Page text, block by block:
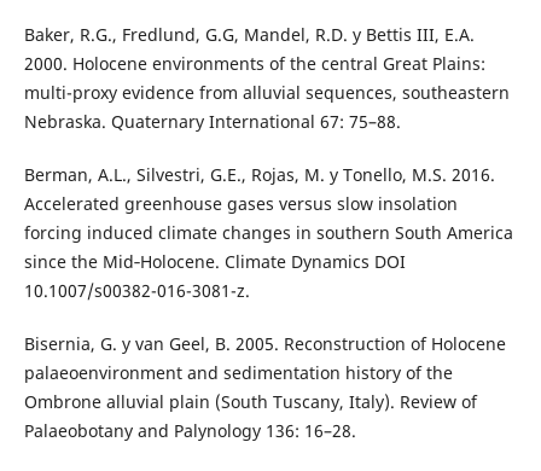
Baker, R.G., Fredlund, G.G, Mandel, R.D. y Bettis III, E.A.
2000. Holocene environments of the central Great Plains:
multi-proxy evidence from alluvial sequences, southeastern
Nebraska. Quaternary International 67: 75–88.
Berman, A.L., Silvestri, G.E., Rojas, M. y Tonello, M.S. 2016.
Accelerated greenhouse gases versus slow insolation
forcing induced climate changes in southern South America
since the Mid‑Holocene. Climate Dynamics DOI
10.1007/s00382-016-3081-z.
Bisernia, G. y van Geel, B. 2005. Reconstruction of Holocene
palaeoenvironment and sedimentation history of the
Ombrone alluvial plain (South Tuscany, Italy). Review of
Palaeobotany and Palynology 136: 16–28.